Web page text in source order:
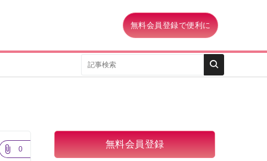
無料会員登録で便利に
0 無料会員登録